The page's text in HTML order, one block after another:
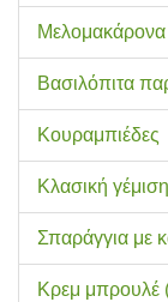
Βασιλόπιτα
Κουραμπιέδες
Κλασική
Σπαράγγια με
Κρεμ μπρουλέ